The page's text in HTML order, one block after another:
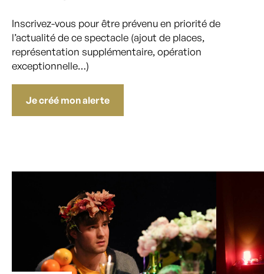
Inscrivez-vous pour être prévenu en priorité de
l’actualité de ce spectacle (ajout de places,
représentation supplémentaire, opération
exceptionnelle…)
Je créé mon alerte